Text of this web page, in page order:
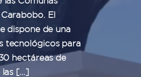
El
dispone de una
tecnológicos para
hectáreas de
las […]